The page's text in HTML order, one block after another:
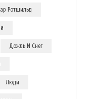
Ротшильд
Дождь И Снег
Люди